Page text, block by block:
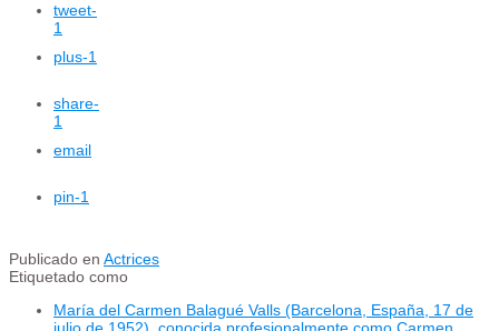
tweet-
1
plus-1
share-
1
email
pin-1
Publicado en Actrices
Etiquetado como
María del Carmen Balagué Valls (Barcelona, ​​España, 17 de